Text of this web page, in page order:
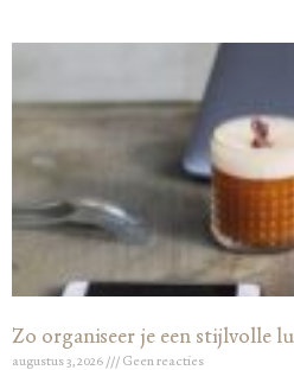
Zo organiseer je een stijlvolle
augustus 3, 2026 Geen reacties